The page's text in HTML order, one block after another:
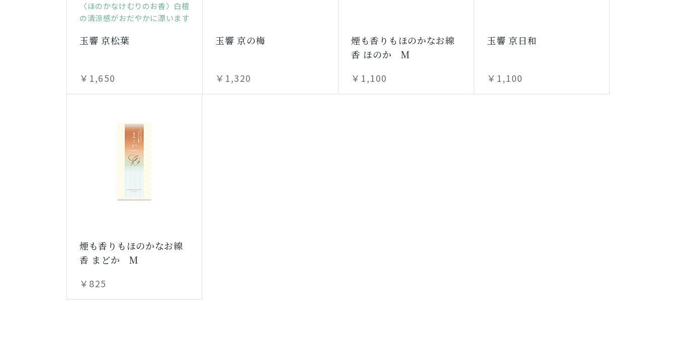
〈ほのかなけむりのお香〉白檀
の清涼感がおだやかに漂います
玉響 京松葉
￥1,650
玉響 京の梅
￥1,320
煙も香りもほのかなお線
香 ほのか M
￥1,100
玉響 京日和
￥1,100
煙も香りもほのかなお線
香 まどか M
￥825